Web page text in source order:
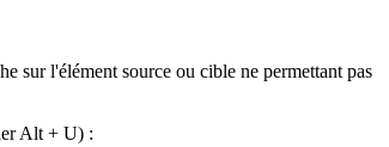
sur l'élément source ou cible ne permettant pas
Alt + U) :